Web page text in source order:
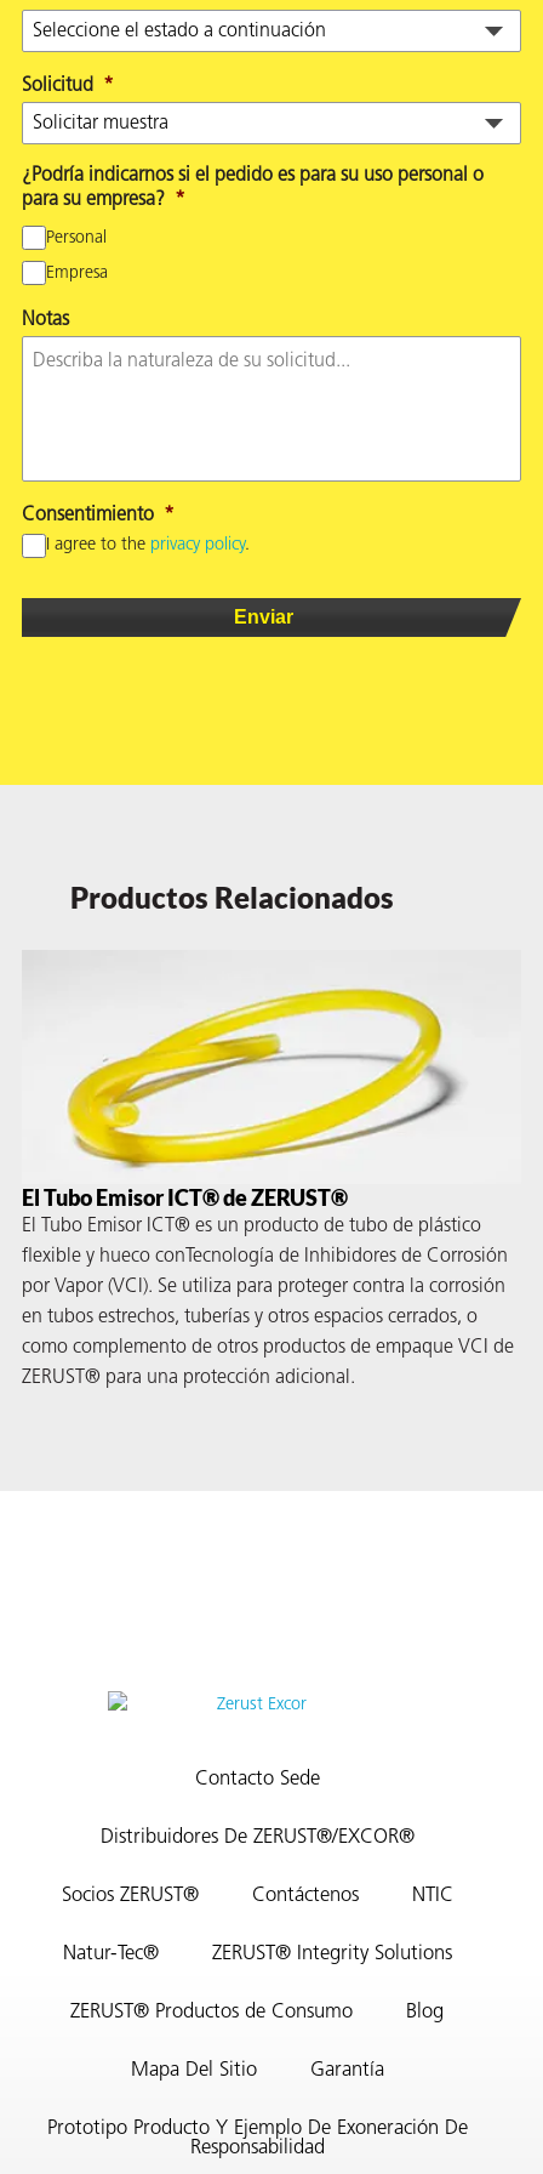
Solicitud *
¿Podría indicarnos si el pedido es para su uso personal o
para su empresa? *
Personal
Empresa
Notas
Consentimiento *
I agree to the privacy policy.
Productos Relacionados
El Tubo Emisor ICT® de ZERUST®
El Tubo Emisor ICT® es un producto de tubo de plástico
flexible y hueco con Tecnología de Inhibidores de Corrosión
por Vapor (VCI). Se utiliza para proteger contra la corrosión
en tubos estrechos, tuberías y otros espacios cerrados, o
como complemento de otros productos de empaque VCI de
ZERUST® para una protección adicional.
Contacto Sede
Distribuidores De ZERUST®/EXCOR®
Socios ZERUST® Contáctenos NTIC
Natur-Tec® ZERUST® Integrity Solutions
ZERUST® Productos de Consumo Blog
Mapa Del Sitio Garantía
Prototipo Producto Y Ejemplo De Exoneración De
Responsabilidad